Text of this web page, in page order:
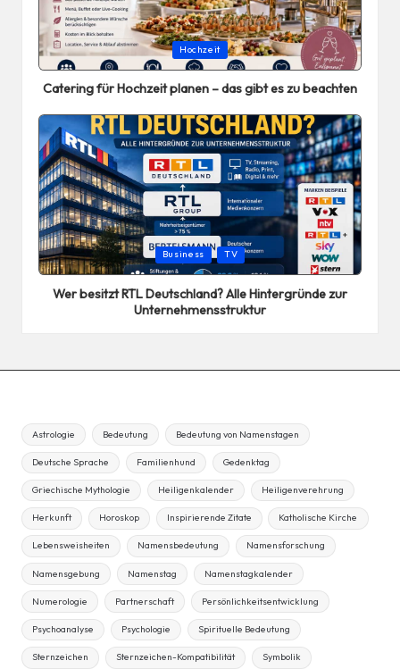
Posted
in
Hochzeit
Catering für Hochzeit planen – das gibt es zu beachten
Posted
in
Business TV
Wer besitzt RTL Deutschland? Alle Hintergründe zur
Unternehmensstruktur
Astrologie Bedeutung Bedeutung von Namenstagen
Deutsche Sprache Familienhund Gedenktag
Griechische Mythologie Heiligenkalender Heiligenverehrung
Herkunft Horoskop Inspirierende Zitate Katholische Kirche
Lebensweisheiten Namensbedeutung Namensforschung
Namensgebung Namenstag Namenstagkalender
Numerologie Partnerschaft Persönlichkeitsentwicklung
Psychoanalyse Psychologie Spirituelle Bedeutung
Sternzeichen Sternzeichen-Kompatibilität Symbolik